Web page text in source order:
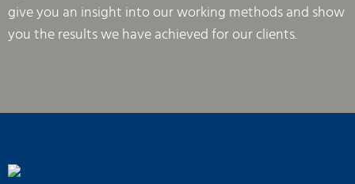
give you an insight into our working methods and show
you the results we have achieved for our clients.